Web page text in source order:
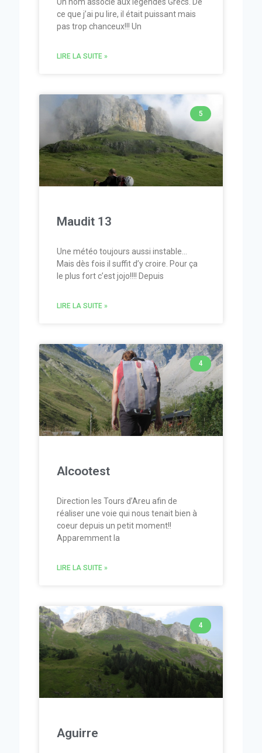
ce que j’ai pu lire, il était puissant mais
pas trop chanceux!!! Un
LIRE LA SUITE »
5
Maudit 13
Une météo toujours aussi instable…
Mais dès fois il suffit d’y croire. Pour ça
le plus fort c’est jojo!!!! Depuis
LIRE LA SUITE »
4
Alcootest
Direction les Tours d’Areu afin de
réaliser une voie qui nous tenait bien à
coeur depuis un petit moment!!
Apparemment la
LIRE LA SUITE »
4
Aguirre